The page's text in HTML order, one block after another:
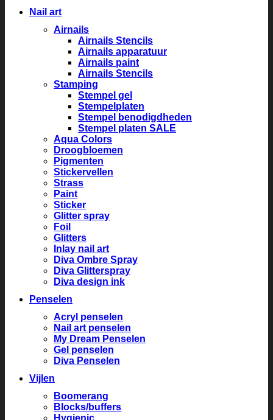
Nail art
Airnails
Airnails Stencils
Airnails apparatuur
Airnails paint
Airnails Stencils
Stamping
Stempel gel
Stempelplaten
Stempel benodigdheden
Stempel platen SALE
Aqua Colors
Droogbloemen
Pigmenten
Stickervellen
Strass
Paint
Sticker
Glitter spray
Foil
Glitters
Inlay nail art
Diva Ombre Spray
Diva Glitterspray
Diva design ink
Penselen
Acryl penselen
Nail art penselen
My Dream Penselen
Gel penselen
Diva Penselen
Vijlen
Boomerang
Blocks/buffers
Hygienic